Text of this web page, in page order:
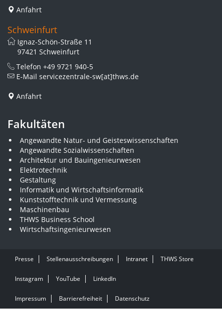
Anfahrt
Schweinfurt
Ignaz-Schön-Straße 11
97421 Schweinfurt
Telefon +49 9721 940-5
E-Mail servicezentrale-sw[at]thws.de
Anfahrt
Fakultäten
Angewandte Natur- und Geisteswissenschaften
Angewandte Sozialwissenschaften
Architektur und Bauingenieurwesen
Elektrotechnik
Gestaltung
Informatik und Wirtschaftsinformatik
Kunststofftechnik und Vermessung
Maschinenbau
THWS Business School
Wirtschaftsingenieurwesen
Presse Stellenausschreibungen Intranet THWS Store
Instagram YouTube LinkedIn
Impressum Barrierefreiheit Datenschutz